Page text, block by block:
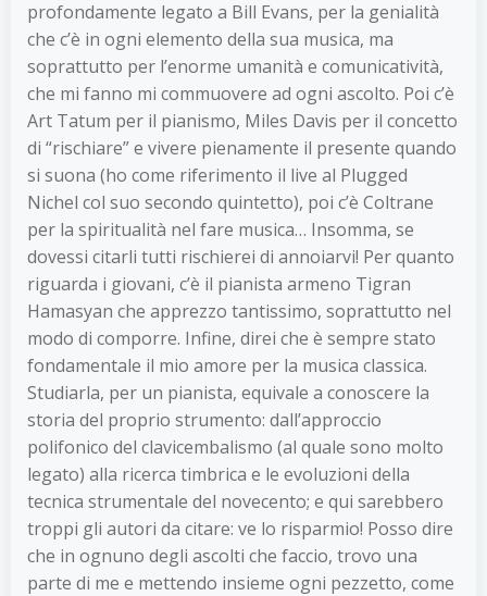
profondamente legato a Bill Evans, per la genialità
che c’è in ogni elemento della sua musica, ma
soprattutto per l’enorme umanità e comunicatività,
che mi fanno mi commuovere ad ogni ascolto. Poi c’è
Art Tatum per il pianismo, Miles Davis per il concetto
di “rischiare” e vivere pienamente il presente quando
si suona (ho come riferimento il live al Plugged
Nichel col suo secondo quintetto), poi c’è Coltrane
per la spiritualità nel fare musica… Insomma, se
dovessi citarli tutti rischierei di annoiarvi! Per quanto
riguarda i giovani, c’è il pianista armeno Tigran
Hamasyan che apprezzo tantissimo, soprattutto nel
modo di comporre. Infine, direi che è sempre stato
fondamentale il mio amore per la musica classica.
Studiarla, per un pianista, equivale a conoscere la
storia del proprio strumento: dall’approccio
polifonico del clavicembalismo (al quale sono molto
legato) alla ricerca timbrica e le evoluzioni della
tecnica strumentale del novecento; e qui sarebbero
troppi gli autori da citare: ve lo risparmio! Posso dire
che in ognuno degli ascolti che faccio, trovo una
parte di me e mettendo insieme ogni pezzetto, come